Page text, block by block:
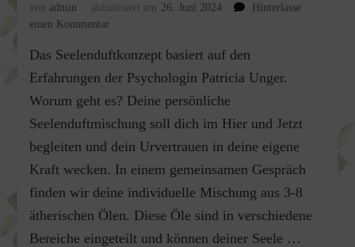
von admin aktualisiert am 26. Juni 2024
Hinterlasse
einen Kommentarzu
Coaching:
Erfahre
Balance
mit
individuellen
Ölen
Das Seelenduftkonzept basiert auf den
Erfahrungen der Psychologin Patricia Unger.
Worum geht es? Deine persönliche
Seelenduftmischung soll dich im Hier und Jetzt
begleiten und dein Urvertrauen in deine eigene
Kraft wecken. In einem gemeinsamen Gespräch
finden wir deine individuelle Mischung aus 3-8
ätherischen Ölen. Diese Öle sind in verschiedene
Bereiche eingeteilt und können deiner Seele …